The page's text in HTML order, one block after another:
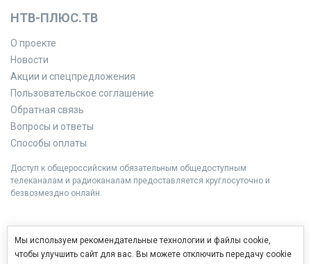
НТВ-ПЛЮС.ТВ
О проекте
Новости
Акции и спецпредложения
Пользовательское соглашение
Обратная связь
Вопросы и ответы
Способы оплаты
Доступ к общероссийским обязательным общедоступным
телеканалам и радиоканалам предоставляется круглосуточно и
безвозмездно онлайн.
Мы используем рекомендательные технологии и файлы cookie,
чтобы улучшить сайт для вас. Вы можете отключить передачу cookie